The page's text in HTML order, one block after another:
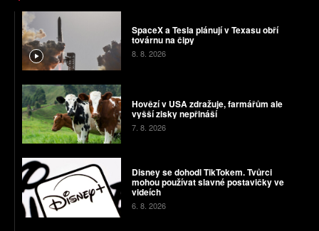
SpaceX a Tesla plánují v Texasu obří
továrnu na čipy
8. 8. 2026
Hovězí v USA zdražuje, farmářům ale
vyšší zisky nepřináší
7. 8. 2026
Disney se dohodl TikTokem. Tvůrci
mohou používat slavné postavičky ve
videích
6. 8. 2026